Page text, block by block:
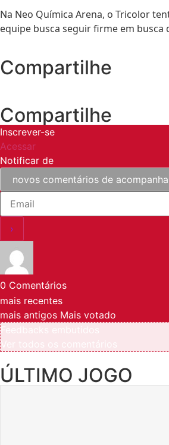
Na Neo Química Arena, o Tricolor
equipe busca seguir firme em busca
Compartilhe
Compartilhe
Inscrever-se
Acessar
Notificar de
0 Comentários
mais recentes
mais antigos Mais votado
ÚLTIMO JOGO